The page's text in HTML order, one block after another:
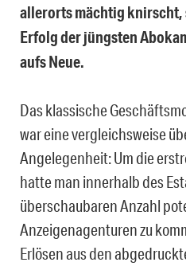
allerorts mächtig knirscht,
Erfolg der jüngsten
aufs Neue.
Das klassische
war eine vergleichsweise
Angelegenheit: Um die
hatte man innerhalb des
überschaubaren Anzahl
Anzeigenagenturen zu
Erlösen aus den